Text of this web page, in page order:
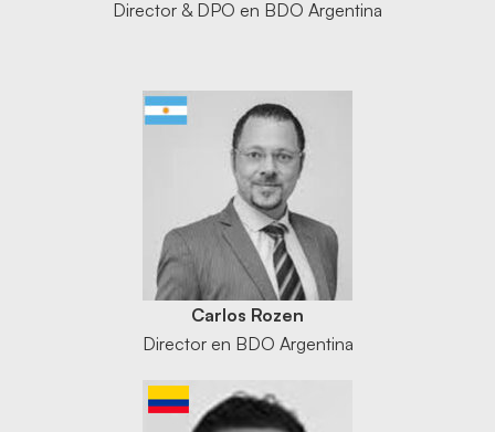
Director & DPO en BDO Argentina
Carlos Rozen
Director en BDO Argentina